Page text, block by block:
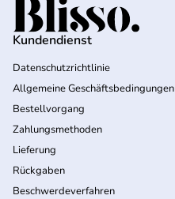
Startseite
Kundendienst
Datenschutzrichtlinie
Allgemeine Geschäftsbedingungen
Bestellvorgang
Zahlungsmethoden
Lieferung
Rückgaben
Beschwerdeverfahren